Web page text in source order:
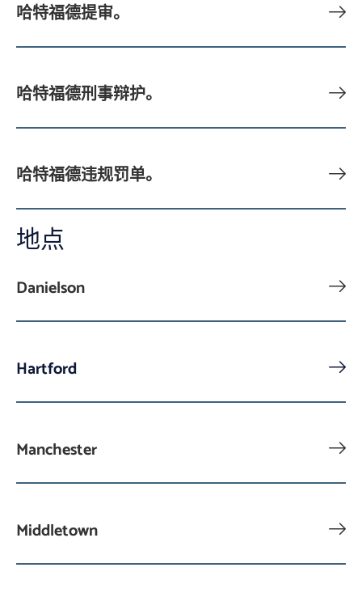
哈特福德提审。
哈特福德刑事辩护。
哈特福德违规罚单。
地点
Danielson
Hartford
Manchester
Middletown